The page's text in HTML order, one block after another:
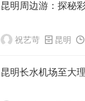
昆明周边游：探秘
祝艺苛 昆明
昆明长水机场至大